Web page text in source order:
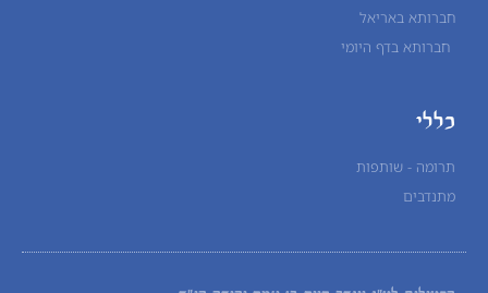
חברותא באריאל
חברותא בדף היומי
כללי
תרומה - שותפות
מתנדבים